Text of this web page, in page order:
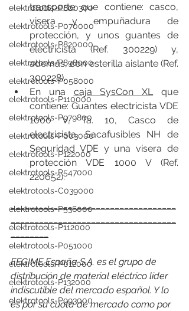
elektrotools-P800300
elektrotools-P070000
elektrotools-P820000
elektrotools-P898000
elektrotools-P058000
elektrotools-P110000
elektrotools-P979800
elektrotools-P003000
elektrotools-P122000
elektrotools-P547000
elektrotools-C039000
elektrotools-P536000
elektrotools-P112000
elektrotools-P051000
elektrotools-P012000
elektrotools-P132000
elektrotools-P993000
transporte que contiene: casco,
visera y empuñadura de
protección, y unos guantes de
electricista (Ref. 300229) y,
además, con esterilla aislante (Ref.
300228).
En una caja SysCon XL
que
contiene: Guantes electricista VDE
1000 V, Ta. 10, Casco de
electricista, Sacafusibles NH de
Seguridad VDE y una visera de
protección VDE 1000 V (Ref.
220652).
___________________________________
________
FEGIME España S.A. es el grupo de
distribución de material eléctrico líder
indiscutible del mercado español. Y lo
es por su cuota de mercado como por